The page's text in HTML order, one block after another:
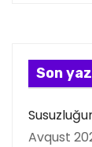
s
ı
Son
Avqust